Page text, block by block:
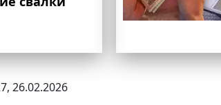
26.02.2026